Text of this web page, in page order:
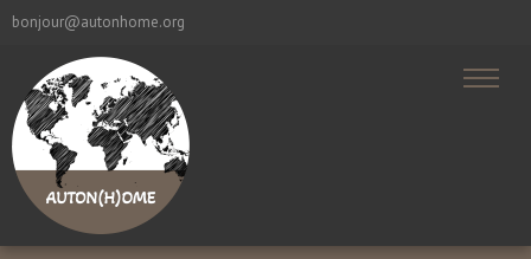
bonjour@autonhome.org